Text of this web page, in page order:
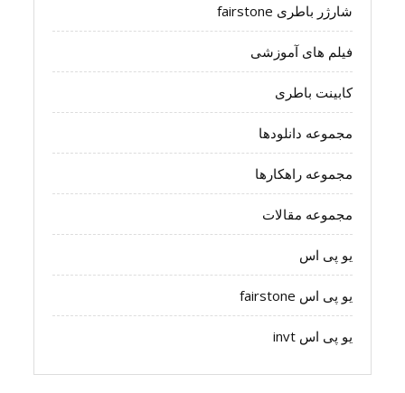
شارژر باطری fairstone
فیلم های آموزشی
کابینت باطری
مجموعه دانلودها
مجموعه راهکارها
مجموعه مقالات
یو پی اس
یو پی اس fairstone
یو پی اس invt